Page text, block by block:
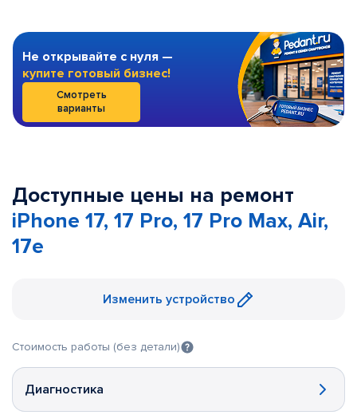
Не открывайте с нуля —
купите готовый бизнес!
Смотреть
варианты
Доступные цены на ремонт
iPhone 17, 17 Pro, 17 Pro Max, Air,
17e
Изменить устройство
Стоимость работы (без детали)
Диагностика